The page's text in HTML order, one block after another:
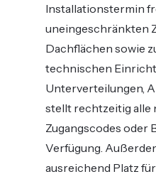
Installationstermin
uneingeschränkten
Dachflächen sowie
technischen
Unterverteilungen,
stellt rechtzeitig alle
Zugangscodes oder
Verfügung.
ausreichend Platz